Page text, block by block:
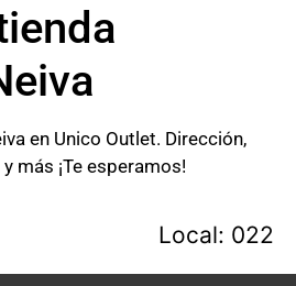
en Unico Outlet. Dirección,
más ¡Te esperamos!
Local: 022